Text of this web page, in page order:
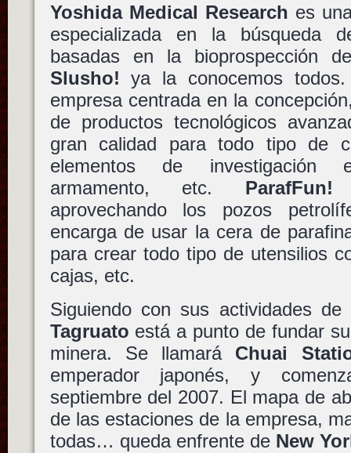
Yoshida Medical Research es
especializada en la búsqueda
basadas en la bioprospección
Slusho! ya la conocemos
empresa centrada en la
de productos tecnológicos
gran calidad para todo tipo de
elementos de investigación
armamento, etc.
aprovechando los pozos
encarga de usar la cera de
para crear todo tipo de utensilios
cajas, etc.
Siguiendo con sus actividades de
Tagruato está a punto de fundar
minera. Se llamará Chuai
emperador japonés, y
septiembre del 2007. El mapa de
de las estaciones de la empresa,
todas… queda enfrente de New